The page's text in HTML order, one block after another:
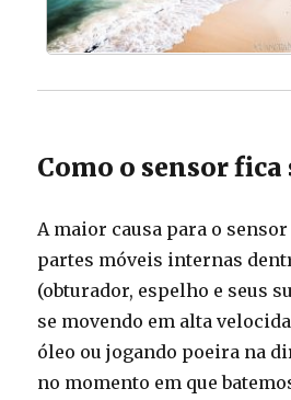
Como o sensor fica
A maior causa para o
partes móveis internas
(obturador, espelho e seus
se movendo em alta
óleo ou jogando poeira na
no momento em que